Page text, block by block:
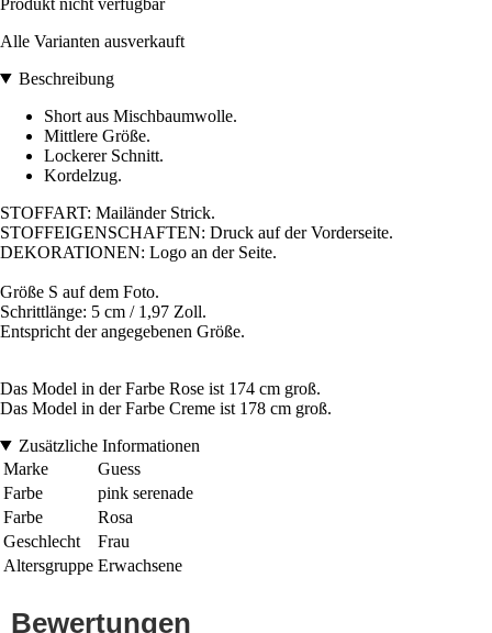
Produkt nicht verfügbar
Alle Varianten ausverkauft
Beschreibung
Short aus Mischbaumwolle.
Mittlere Größe.
Lockerer Schnitt.
Kordelzug.
STOFFART: Mailänder Strick.
STOFFEIGENSCHAFTEN: Druck auf der Vorderseite.
DEKORATIONEN: Logo an der Seite.
Größe S auf dem Foto.
Schrittlänge: 5 cm / 1,97 Zoll.
Entspricht der angegebenen Größe.
Das Model in der Farbe Rose ist 174 cm groß.
Das Model in der Farbe Creme ist 178 cm groß.
Zusätzliche Informationen
Marke
Guess
Farbe
pink serenade
Farbe
Rosa
Geschlecht
Frau
Altersgruppe Erwachsene